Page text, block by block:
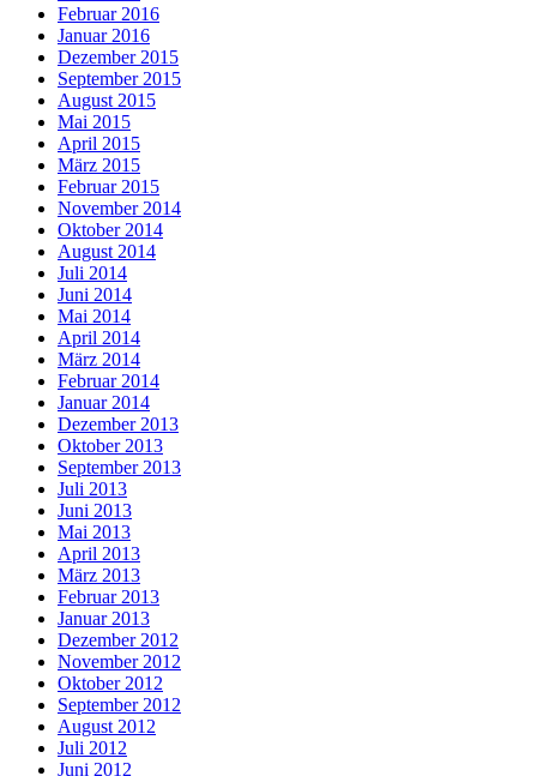
Februar 2016
Januar 2016
Dezember 2015
September 2015
August 2015
Mai 2015
April 2015
März 2015
Februar 2015
November 2014
Oktober 2014
August 2014
Juli 2014
Juni 2014
Mai 2014
April 2014
März 2014
Februar 2014
Januar 2014
Dezember 2013
Oktober 2013
September 2013
Juli 2013
Juni 2013
Mai 2013
April 2013
März 2013
Februar 2013
Januar 2013
Dezember 2012
November 2012
Oktober 2012
September 2012
August 2012
Juli 2012
Juni 2012